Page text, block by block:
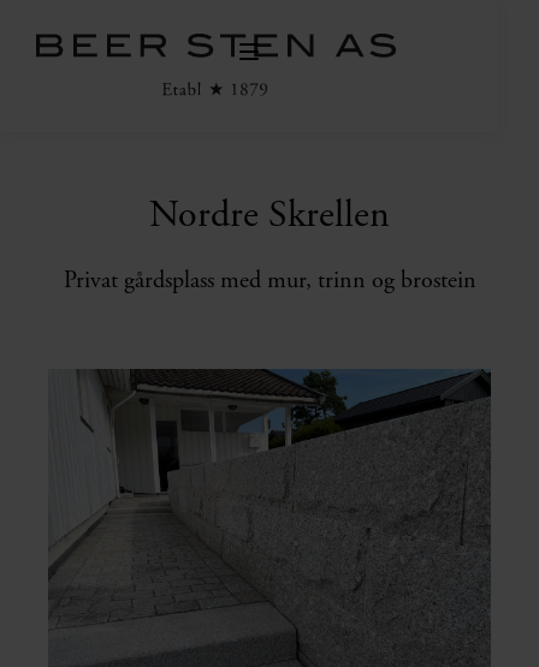
Nordre Skrellen
Privat gårdsplass med mur, trinn og brostein